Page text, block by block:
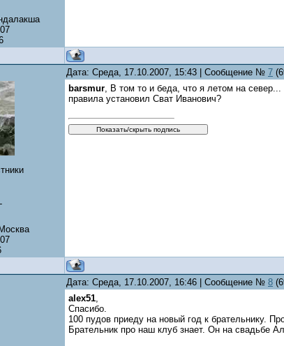
Дата: Среда, 17.10.2007, 15:43 | Сообщение № 7
barsmur, В том то и беда, что я летом на
правила установил Сват Иванович?
Дата: Среда, 17.10.2007, 16:46 | Сообщение № 8
alex51,
Спасибо.
100 пудов приеду на новый год к брательнику.
Брательник про наш клуб знает. Он на свадьбе